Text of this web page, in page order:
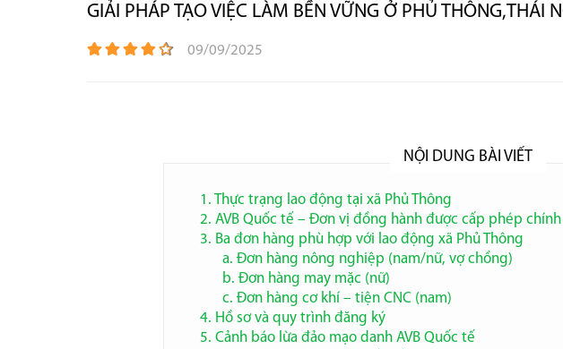
GIẢI PHÁP TẠO VIỆC LÀM BỀN VỮNG Ở PHỦ THÔNG,THÁI
09/09/2025
NỘI DUNG BÀI VIẾT
1. Thực trạng lao động tại xã Phủ Thông
2. AVB Quốc tế – Đơn vị đồng hành được cấp phép
3. Ba đơn hàng phù hợp với lao động xã Phủ Thông
a. Đơn hàng nông nghiệp (nam/nữ, vợ chồng)
b. Đơn hàng may mặc (nữ)
c. Đơn hàng cơ khí – tiện CNC (nam)
4. Hồ sơ và quy trình đăng ký
5. Cảnh báo lừa đảo mạo danh AVB Quốc tế